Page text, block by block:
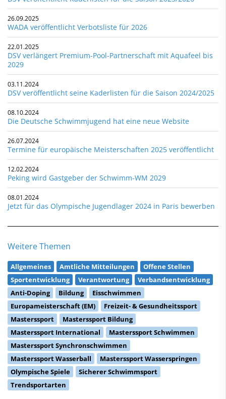
26.09.2025
WADA veröffentlicht Verbotsliste für 2026
22.01.2025
DSV verlängert Premium-Pool-Partnerschaft mit Aquafeel bis
2029
03.11.2024
DSV veröffentlicht seine Kaderlisten für die Saison 2024/2025
08.10.2024
Die Deutsche Schwimmjugend hat eine neue Website
26.07.2024
Termine für europäische Meisterschaften 2025 veröffentlicht
12.02.2024
Peking wird Gastgeber der Schwimm-WM 2029
08.01.2024
Jetzt für das Olympische Jugendlager 2024 in Paris bewerben
Weitere Themen
Allgemeines Amtliche Mitteilungen
Offene Stellen
Sportentwicklung
Verantwortung
Verbandsentwicklung
Anti-Doping
Bildung
Eisschwimmen
Europameisterschaft (EM)
Freizeit- & Gesundheitssport
Masterssport
Masterssport Bildung
Masterssport International
Masterssport Schwimmen
Masterssport Synchronschwimmen
Masterssport Wasserball
Masterssport Wasserspringen
Olympische Spiele
Sicherer Schwimmsport
Trendsportarten